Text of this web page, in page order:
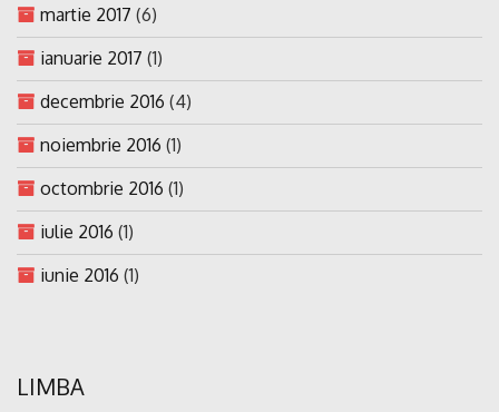
martie 2017 (6)
ianuarie 2017 (1)
decembrie 2016 (4)
noiembrie 2016 (1)
octombrie 2016 (1)
iulie 2016 (1)
iunie 2016 (1)
LIMBA